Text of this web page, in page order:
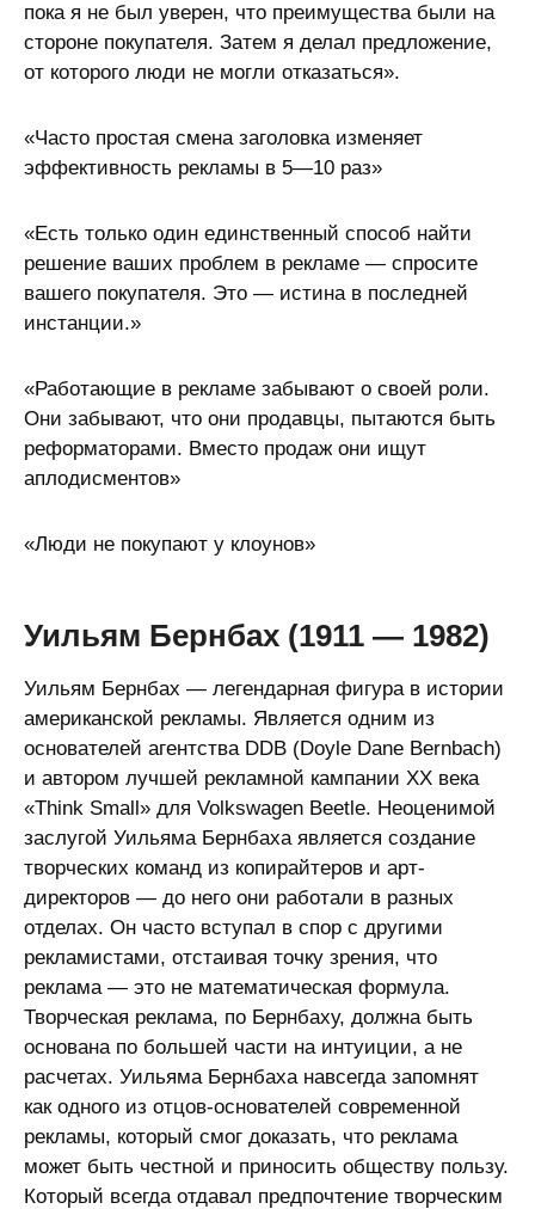
пока я не был уверен, что преимущества были на
стороне покупателя. Затем я делал предложение,
от которого люди не могли отказаться».
«Часто простая смена заголовка изменяет
эффективность рекламы в 5—10 раз»
«Есть только один единственный способ найти
решение ваших проблем в рекламе — спросите
вашего покупателя. Это — истина в последней
инстанции.»
«Работающие в рекламе забывают о своей роли.
Они забывают, что они продавцы, пытаются быть
реформаторами. Вместо продаж они ищут
аплодисментов»
«Люди не покупают у клоунов»
Уильям Бернбах (1911 — 1982)
Уильям Бернбах — легендарная фигура в истории
американской рекламы. Является одним из
основателей агентства DDB (Doyle Dane Bernbach)
и автором лучшей рекламной кампании XX века
«Think Small» для Volkswagen Beetle. Неоценимой
заслугой Уильяма Бернбаха является создание
творческих команд из копирайтеров и арт-
директоров — до него они работали в разных
отделах. Он часто вступал в спор с другими
рекламистами, отстаивая точку зрения, что
реклама — это не математическая формула.
Творческая реклама, по Бернбаху, должна быть
основана по большей части на интуиции, а не
расчетах. Уильяма Бернбаха навсегда запомнят
как одного из отцов-основателей современной
рекламы, который смог доказать, что реклама
может быть честной и приносить обществу пользу.
Который всегда отдавал предпочтение творческим